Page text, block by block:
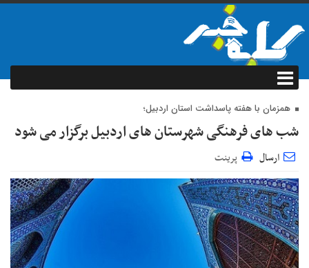
همزمان با هفته پاسداشت استان اردبیل؛
شب های فرهنگی شهرستان های اردبیل برگزار می شود
ارسال پرینت